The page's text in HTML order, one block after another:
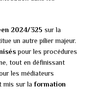
2024/325 sur la
un autre pilier majeur.
pour les procédures
tout en définissant
les médiateurs
mis sur la formation